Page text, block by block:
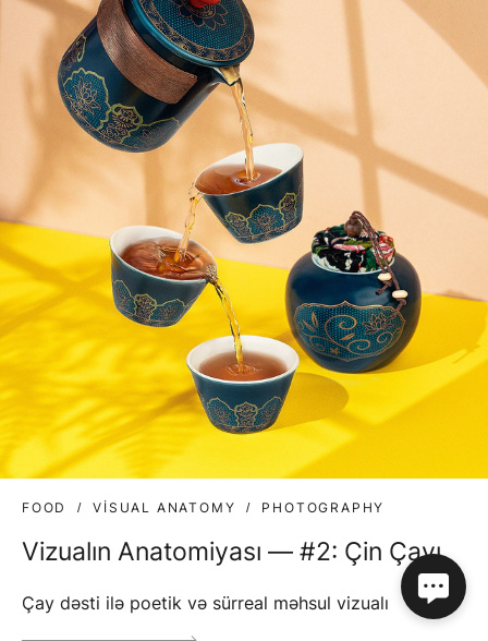
FOOD VISUAL ANATOMY PHOTOGRAPHY
Vizualın Anatomiyası — #2: Çin Çayı
Çay dəsti ilə poetik və sürreal məhsul vizualı